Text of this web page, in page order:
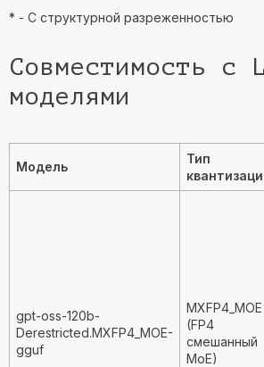
* - С структурной разреженностью
Совместимость с
моделями
Модель
Тип
gpt-oss-120b-
Derestricted.MXFP4_MOE-
gguf
MXFP4_MOE
(FP4
смешанный
MoE)